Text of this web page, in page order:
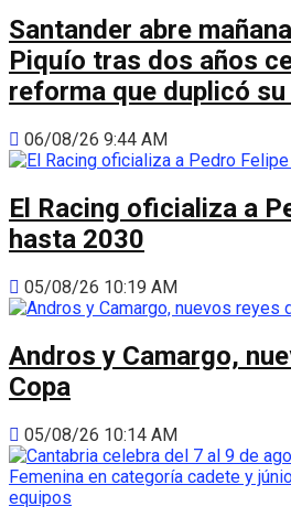
Santander abre
Piquío tras dos años
reforma que duplicó
06/08/26 9:44 AM
El Racing oficializa a
hasta 2030
05/08/26 10:19 AM
Andros y Camargo,
Copa
05/08/26 10:14 AM